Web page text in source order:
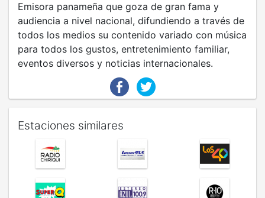
Emisora panameña que goza de gran fama y
audiencia a nivel nacional, difundiendo a través de
todos los medios su contenido variado con música
para todos los gustos, entretenimiento familiar,
eventos diversos y noticias internacionales.
Estaciones similares